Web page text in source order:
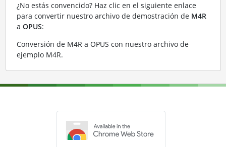
¿No estás convencido? Haz clic en el siguiente enlace
para convertir nuestro archivo de demostración de M4R
a OPUS:
Conversión de M4R a OPUS con nuestro archivo de
ejemplo M4R.